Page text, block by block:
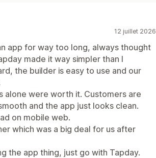
12 juillet 2026
app for way too long, always thought
made it way simpler than I
the builder is easy to use and our
alone were worth it. Customers are
and the app just looks clean.
on mobile web.
which was a big deal for us after
the app thing, just go with Tapday.